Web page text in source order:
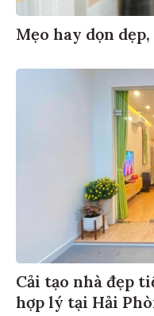
Mẹo hay dọn
Cải tạo nhà đẹp
hợp lý tại Hải